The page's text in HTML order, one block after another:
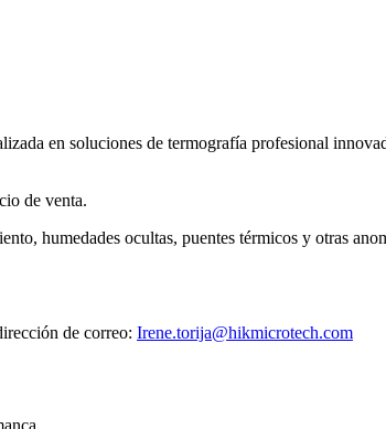
en soluciones de termografía profesional
de venta.
humedades ocultas, puentes térmicos y otras
de correo: Irene.torija@hikmicrotech.com